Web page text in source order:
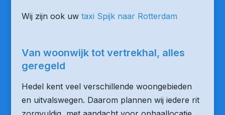
Wij zijn ook uw taxi Spijk naar Rotterdam
Van woonwijk tot vertrekhal, alles
geregeld
Hedel kent veel verschillende woongebieden
en uitvalswegen. Daarom plannen wij iedere rit